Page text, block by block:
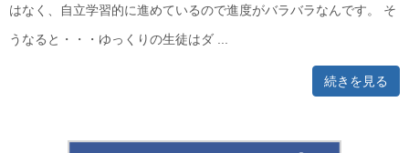
はなく、自立学習的に進めているので進度がバラバラなんです。 そ
うなると・・・ゆっくりの生徒はダ ...
続きを見る